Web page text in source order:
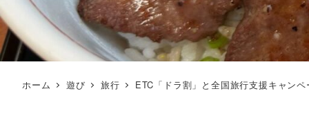
ホーム 遊び 旅行 ETC「ドラ割」と全国旅行支援キャン